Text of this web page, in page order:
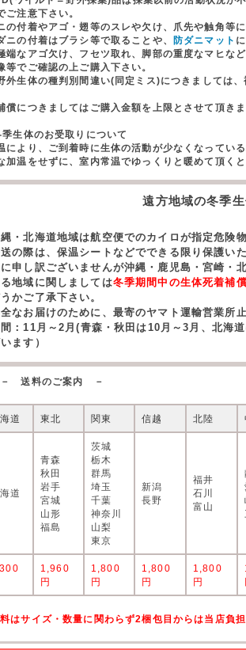
ご注意下さい。
の付着やアゴ・翅等のスレや欠け、爪先や触角等
ニの付着はブラシ等で取ることや、 防ダニマット
端なアゴ欠け、フセツ取れ、脚部の重度なマヒな
等でご確認の上ご購入下さい。
外生体の種判別間違い(同定ミス)につきましては
につきましてはご購入金額を上限とさせて頂きま
季生体のお受取りについて
により、ご到着時に生体の活動が少なくなっている
加温をせずに、室内常温でゆっくりと暖めて頂く
遠方地域の冬季
・北海道地域は航空便でのカイロが指定危険
の際は、保温シートなどでできる限り保護い
申し訳ございませんが沖縄・鹿児島・宮崎・
地域に関しましては冬季期間中の生体死着補
かご了承下さい。
なお届けのために、最寄のヤマト運輸営業所
：11月～2月(青森・秋田は10月～3月、北海
ます）
送料のご案内 －
道 東北 関東 信越 北陸
道
青森
秋田
岩手
宮城
山形
福島
茨城
栃木
群馬
埼玉
千葉
神奈川
山梨
東京
新潟
長野
福井
石川
富山
1,960
円
1,800
円
1,800
円
1,800
円
はサイズ・数量に関わらず2梱包目からは当店負担